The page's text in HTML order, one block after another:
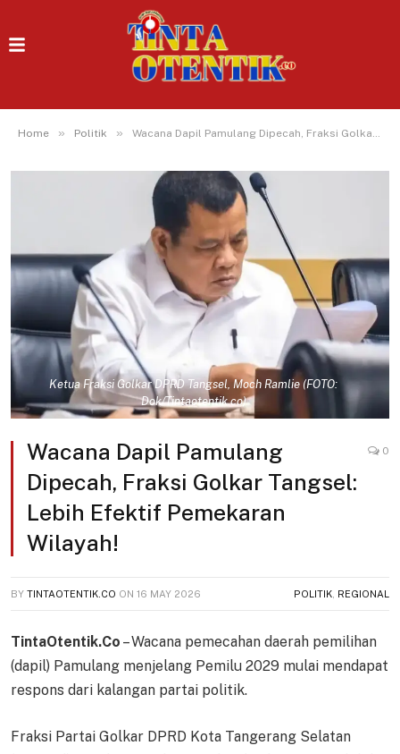
Home » Politik » Wacana Dapil Pamulang Dipecah, Fraksi Golkar Tangsel: Lebih Efektif Pemekaran Wilayah!
Ketua Fraksi Golkar DPRD Tangsel, Moch Ramlie (FOTO:
Dok/Tintaotentik.co)
Wacana Dapil Pamulang
Dipecah, Fraksi Golkar Tangsel:
Lebih Efektif Pemekaran
Wilayah!
0
BY TINTAOTENTIK.CO ON 16 MAY 2026 POLITIK REGIONAL
TintaOtentik.Co – Wacana pemecahan daerah pemilihan
(dapil) Pamulang menjelang Pemilu 2029 mulai mendapat
respons dari kalangan partai politik.
Fraksi Partai Golkar DPRD Kota Tangerang Selatan